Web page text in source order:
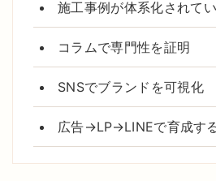
施工事例が体系化されて
コラムで専門性を証明
SNSでブランドを可視化
広告→LP→LINEで育成す